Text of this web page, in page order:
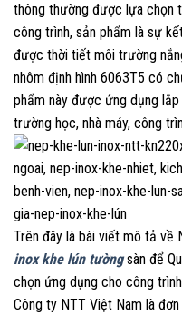
thông thường được lựa chọn
công trình, sản phẩm là sự
được thời tiết môi trường
nhôm định hình 6063T5 có
phẩm này được ứng dụng lắp
trường học, nhà máy, công
Trên đây là bài viết mô tả về
inox khe lún tườngsàn để
chọn ứng dụng cho công
Công ty NTT Việt Nam là